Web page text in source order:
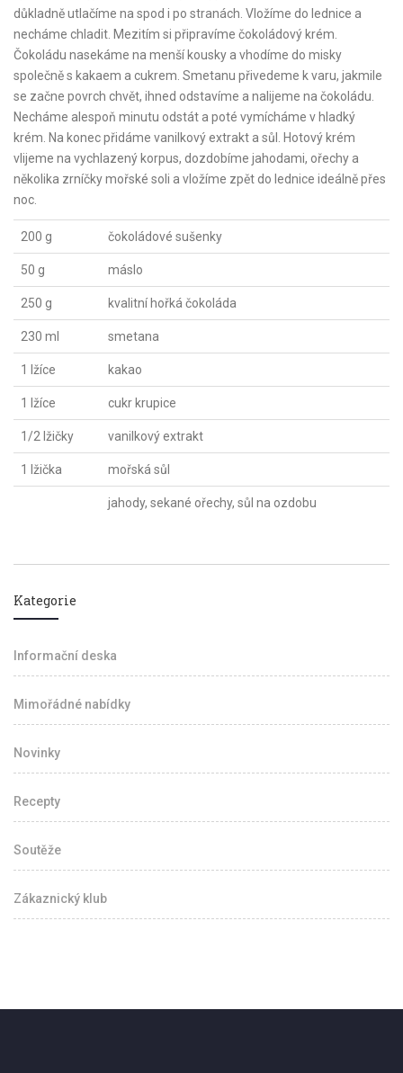
důkladně utlačíme na spod i po stranách. Vložíme do lednice a
necháme chladit. Mezitím si připravíme čokoládový krém.
Čokoládu nasekáme na menší kousky a vhodíme do misky
společně s kakaem a cukrem. Smetanu přivedeme k varu, jakmile
se začne povrch chvět, ihned odstavíme a nalijeme na čokoládu.
Necháme alespoň minutu odstát a poté vymícháme v hladký
krém. Na konec přidáme vanilkový extrakt a sůl. Hotový krém
vlijeme na vychlazený korpus, dozdobíme jahodami, ořechy a
několika zrníčky mořské soli a vložíme zpět do lednice ideálně přes
noc.
200 g čokoládové sušenky
50 g máslo
250 g kvalitní hořká čokoláda
230 ml smetana
1 lžíce kakao
1 lžíce cukr krupice
1/2 lžičky vanilkový extrakt
1 lžička mořská sůl
jahody, sekané ořechy, sůl na ozdobu
Kategorie
Informační deska
Mimořádné nabídky
Novinky
Recepty
Soutěže
Zákaznický klub